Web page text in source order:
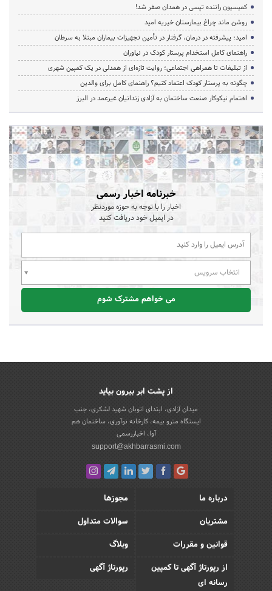
کمیسیون راننده تپسی در همدان صفر شد!
روشن ماند چراغ بیمارستان خیریه امید
امید؛ پیشرفته در درمان، گرفتار در تأمین تجهیزات بیماران مبتلا به سرطان
راهنمای کامل استخدام پرستار کودک در نیاوران
از تبلیغات تا همراهی اجتماعی؛ روایت تازه‌ای از همدلی در یک کمپین شهری
چگونه به پرستار کودک اعتماد کنیم؟ راهنمای کامل برای والدین
اهتمام نیکوکار صنعت ساختمان به آزادی زندانیان غیرعمد در البرز
خبرنامه اخبار رسمی
اخبار را با توجه به حوزه موردنظر
در ایمیل خود دریافت کنید
انتخاب سرویس
می خواهم مشترک شوم
از پشت ابر بیرون بیاید
میدان آزادی، ابتدای اتوبان شهید لشکری، جنب
ایستگاه مترو بیمه، کارخانه نوآوری، ساختمان هم
آوا، اخباررسمی
support@akhbarrasmi.com
درباره ما
مجوزها
مشتریان
سوالات متداول
قوانین و مقررات
وبلاگ
از رپورتاژ آگهی تا کمپین
رسانه ای
رپورتاژ آگهی